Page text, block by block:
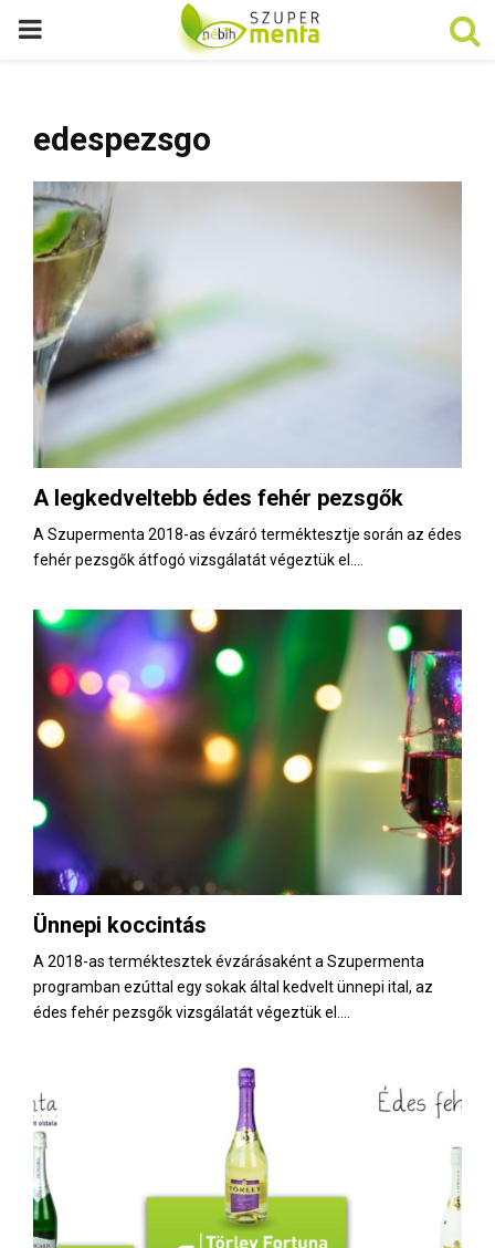
P
M
A
R
Y
M
E
N
U
edespezsgo
A legkedveltebb édes fehér pezsgők
A Szupermenta 2018-as évzáró terméktesztje során az édes
fehér pezsgők átfogó vizsgálatát végeztük el....
Ünnepi koccintás
A 2018-as terméktesztek évzárásaként a Szupermenta
programban ezúttal egy sokak által kedvelt ünnepi ital, az
édes fehér pezsgők vizsgálatát végeztük el....